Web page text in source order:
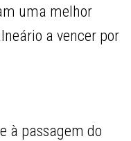
uma melhor
a vencer por
à passagem do